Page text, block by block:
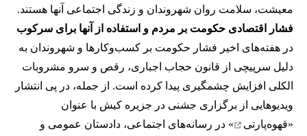
معیشت، سلامت روان شهروندان و زندگی اجتماعی آنها هستند.
فشار اقتصادی حکومت بر مردم و استفاده از آنها برای سرکوب
در هفته‌های اخیر فشار حکومت بر کسب‌وکارها و شهروندان به
دلیل سرپیچی از قانون حجاب اجباری، رقص و سرو مشروبات
الکلی افزایش چشمگیری پیدا کرده است. از جمله، در پی انتشار
ویدیوهایی از برگزاری جشنی در جزیره کیش با عنوان
«قهوه‌پارتی
» در رسانه‌های اجتماعی، دادستان عمومی و